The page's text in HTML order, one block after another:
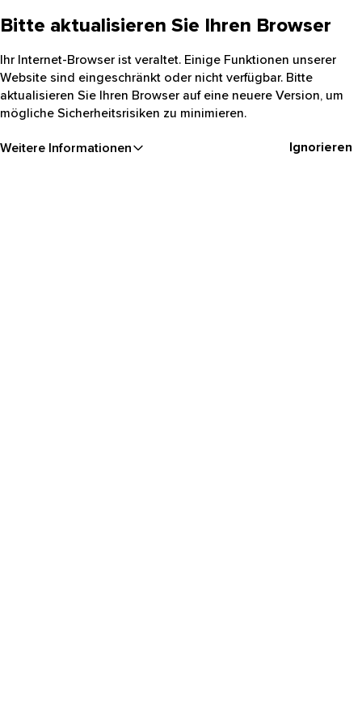
Bitte aktualisieren Sie Ihren Browser
Ihr Internet-Browser ist veraltet. Einige Funktionen unserer
Website sind eingeschränkt oder nicht verfügbar. Bitte
aktualisieren Sie Ihren Browser auf eine neuere Version, um
mögliche Sicherheitsrisiken zu minimieren.
Weitere Informationen Ignorieren